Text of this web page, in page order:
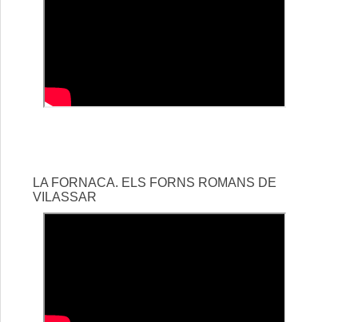
LA FORNACA. ELS FORNS ROMANS DE
VILASSAR